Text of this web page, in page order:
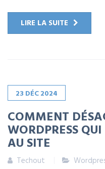
LIRE LA SUITE
23 DÉC2024
COMMENT
WORDPRESS
AU SITE
Techout